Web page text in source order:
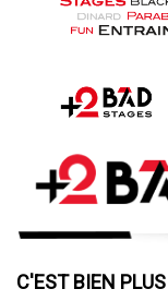
C'EST BIEN